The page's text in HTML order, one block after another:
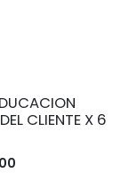
CLIENTE X 6